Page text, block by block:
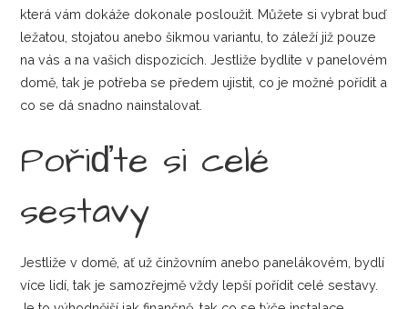
která vám dokáže dokonale posloužit. Můžete si vybrat buď
ležatou, stojatou anebo šikmou variantu, to záleží již pouze
na vás a na vašich dispozicích. Jestliže bydlíte v panelovém
domě, tak je potřeba se předem ujistit, co je možné pořídit a
co se dá snadno nainstalovat.
Pořiďte si celé
sestavy
Jestliže v domě, ať už činžovním anebo panelákovém, bydlí
více lidí, tak je samozřejmě vždy lepší pořídit celé sestavy.